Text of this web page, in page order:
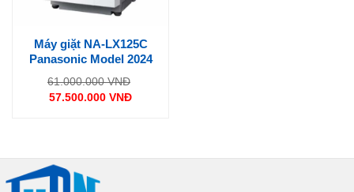
Máy giặt NA-LX125C
Panasonic Model 2024
61.000.000VNĐ
57.500.000 VNĐ